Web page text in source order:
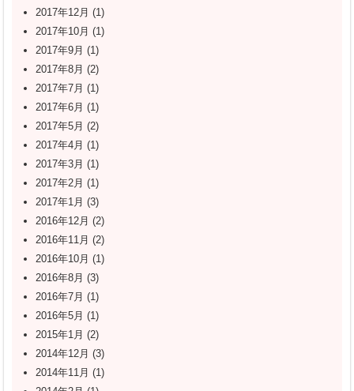
2017年12月 (1)
2017年10月 (1)
2017年9月 (1)
2017年8月 (2)
2017年7月 (1)
2017年6月 (1)
2017年5月 (2)
2017年4月 (1)
2017年3月 (1)
2017年2月 (1)
2017年1月 (3)
2016年12月 (2)
2016年11月 (2)
2016年10月 (1)
2016年8月 (3)
2016年7月 (1)
2016年5月 (1)
2015年1月 (2)
2014年12月 (3)
2014年11月 (1)